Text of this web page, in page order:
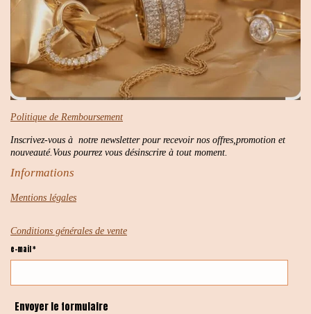
Politique de Remboursement
Inscrivez-vous à notre newsletter pour recevoir nos offres,promotion et
nouveauté.Vous pourrez vous désinscrire à tout moment.
Informations
Mentions légales
Conditions générales de vente
e-mail *
Envoyer le formulaire